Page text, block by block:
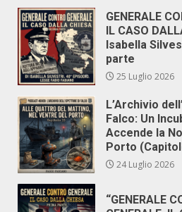
GENERALE
IL CASO
Isabella
parte
25 Luglio 2026
L’Archivio
Falco: Un
Accende la
Porto
24 Luglio 2026
“GENERALE